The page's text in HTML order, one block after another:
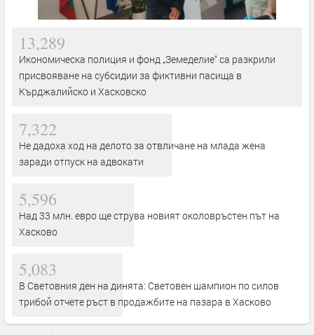
13,289
Икономическа полиция и фонд „Земеделие“ са разкрили
присвояване на субсидии за фиктивни пасища в
Кърджалийско и Хасковско
7,322
Не дадоха ход на делото за отвличане на млада жена
заради отпуск на адвокати
5,596
Над 33 млн. евро ще струва новият околовръстен път на
Хасково
5,083
В Световния ден на динята: Световен шампион по силов
трибой отчете ръст в продажбите на пазара в Хасково